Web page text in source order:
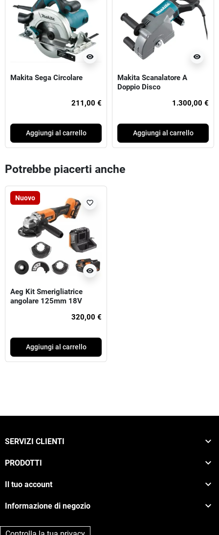
visibility
Makita Sega Circolare
211,00 €
Aggiungi al carrello
visibility
Makita Scanalatore A
Doppio Disco
1.300,00 €
Aggiungi al carrello
Potrebbe piacerti anche
Nuovo
visibility
favorite_border
Aeg Kit Smerigliatrice
angolare 125mm 18V
320,00 €
Aggiungi al carrello
SERVIZI CLIENTI 
PRODOTTI 
Il tuo account 
Informazione di negozio 